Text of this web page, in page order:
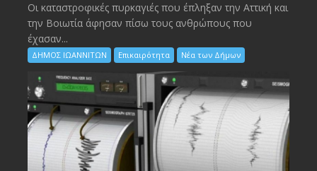
Οι καταστροφικές πυρκαγιές που έπληξαν την Αττική και
την Bοιωτία άφησαν πίσω τους ανθρώπους που
έχασαν...
ΔΗΜΟΣ ΙΩΑΝΝΙΤΩΝ Επικαιρότητα Νέα των Δήμων